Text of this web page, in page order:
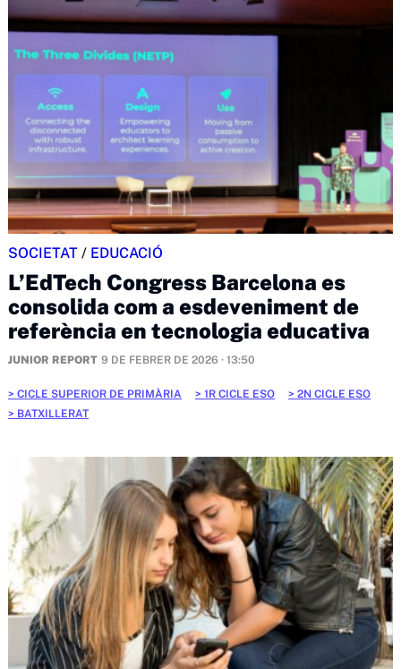
SOCIETAT / EDUCACIÓ
L’EdTech Congress Barcelona es
consolida com a esdeveniment de
referència en tecnologia educativa
JUNIOR REPORT 9 DE FEBRER DE 2026 · 13:50
CICLE SUPERIOR DE PRIMÀRIA 1R CICLE ESO
2N CICLE ESO
BATXILLERAT